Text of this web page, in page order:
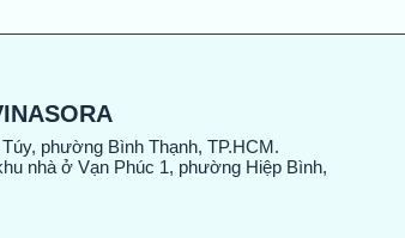
phường Bình Thạnh, TP.HCM.
nhà ở Vạn Phúc 1, phường Hiệp Bình,